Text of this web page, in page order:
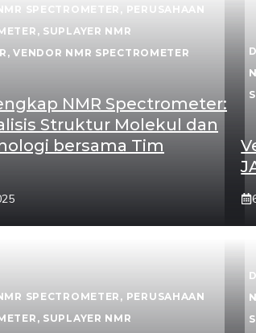
SPECTROMETER , PERUSAHAAN
, SUPLAYER NMR
,VENDOR NMR SPECTROMETER
NMR Spectrometer:
Struktur Molekul dan
bersama Tim
SPECTROMETER , PERUSAHAAN
, SUPLAYER NMR